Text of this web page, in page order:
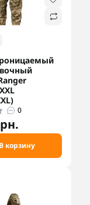
0
В корзину